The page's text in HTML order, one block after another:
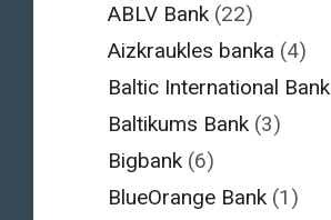
ABLV Bank (22)
Aizkraukles banka (4)
Baltic International Bank
Baltikums Bank (3)
Bigbank (6)
BlueOrange Bank (1)